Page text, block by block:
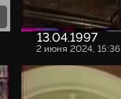
13.04.1997
2 июня 2024, 15:36